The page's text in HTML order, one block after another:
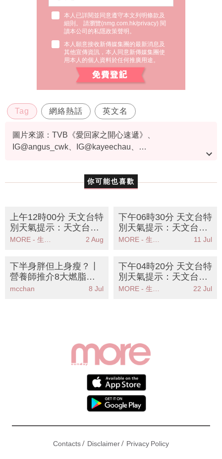
本人已詳閱並同意遵守本文列明條款及
細則。 請瀏覽(nmg.com.hk/privacy) 閱
讀本公司的私隱政策聲明。
本人願意接收新傳媒集團的最新消息及
其他宣傳資訊，本人同意新傳媒集團使
用本人的個人資料於任何推廣用途。
Tag 網絡熱話 英文名
圖片來源：TVB《愛回家之開心速遞》、
IG@angus_cwk、IG@kayeechau、
IG@angelababyct、TVB@《愛回家之開心速遞》截圖
你可能也喜歡
上午12時00分 天文台特
別天氣提示：天文台預
警本港今日有狂風雷暴
2 Aug
下午06時30分 天文台特
別天氣提示：天文台提
醒高溫天氣持續市民需
11 Jul
下半身胖但上身瘦？丨
營養師推介8大燃脂食
物丨健身教練公開梨形
mcchan 8 Jul
下午04時20分 天文台特
別天氣提示：天文台發
出高溫警告提醒市民注
22 Jul
Contacts/ Disclaimer/ Privacy Policy